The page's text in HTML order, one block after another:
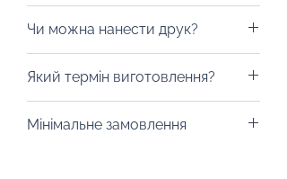
Матеріал: метал
Колір стержня: синій
будь-яку коробку на ваш смак,
пакети з екологічних матеріалів,
дой-паки (тренд 2023 року) або
будь-який інший вид пакування.
Все це можна з легкістю
Чи можна нанести друк?
можна нанести тамподрук,
лазерне гравіювання на
обрану вами зону.
Який термін виготовлення?
на сайті про конкретний товар,
Мінімальне замовлення